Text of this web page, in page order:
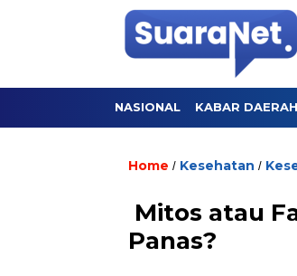
NASIONAL KABAR DAERAH
Home / Kesehatan /
Mitos atau
Panas?